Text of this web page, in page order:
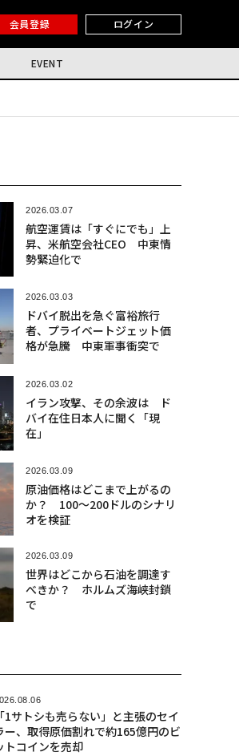
会員登録 ログイン
EVENT
2026.03.07
航空運賃は「すぐにでも」上
昇、米航空会社CEO 中東情
勢緊迫化で
2026.03.03
ドバイ脱出を急ぐ富裕旅行
者、プライベートジェット価
格が急騰 中東軍事衝突で
2026.03.02
イラン攻撃、その余波は ド
バイ在住日本人に聞く「現
在」
2026.03.09
原油価格はどこまで上がるの
か？ 100～200ドルのシナリ
オを検証
2026.03.09
世界はどこから石油を調達す
べきか？ ホルムズ海峡封鎖
で
「1サトシも売らない」と主張のセイ
ー、取得原価割れで約165億円のビ
トコインを売却